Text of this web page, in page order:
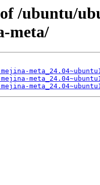
/ubuntu/
meta/